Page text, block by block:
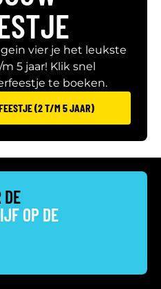
vier je het leukste
5 jaar! Klik snel
te boeken.
(2 T/M 5 JAAR)
DE
OP DE